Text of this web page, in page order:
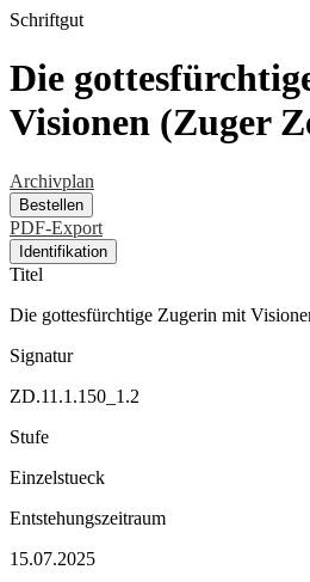
Schriftgut
Die
Visionen (Zuger
Archivplan
Bestellen
PDF-Export
Identifikation
Titel
Die gottesfürchtige Zugerin mit
Signatur
ZD.11.1.150_1.2
Stufe
Einzelstueck
Entstehungszeitraum
15.07.2025